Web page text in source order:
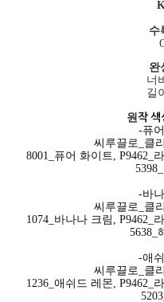
수
완
너
길
원 작 색
-퓨
씨루끌로_클
8001_퓨어 화이트, P9462_
-바
씨루끌로_클
1074_바나나 크림, P9462_
5638_
-애
씨루끌로_클
1236_애쉬드 레몬, P9462_